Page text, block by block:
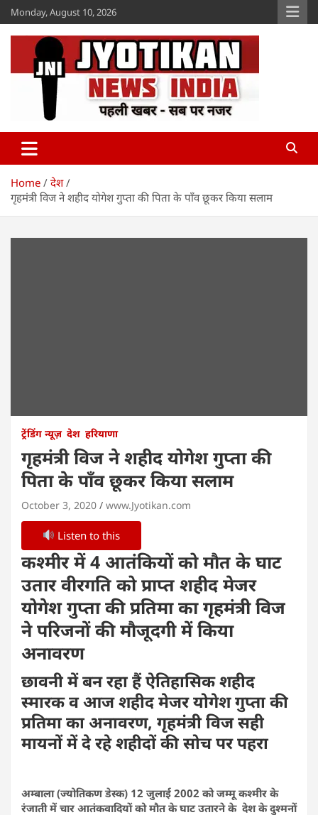
Skip
to
content
Monday, August 10, 2026
Jyotikan
Home
देश
गृहमंत्री विज ने शहीद योगेश गुप्ता की पिता के पाँव छूकर किया सलाम
ट्रेंडिंग न्यूज़ देश हरियाणा
गृहमंत्री विज ने शहीद योगेश गुप्ता की
पिता के पाँव छूकर किया सलाम
October 3, 2020 www.Jyotikan.com
Listen to this
कश्मीर में 4 आतंकियों को मौत के घाट
उतार वीरगति को प्राप्त शहीद मेजर
योगेश गुप्ता की प्रतिमा का गृहमंत्री विज
ने परिजनों की मौजूदगी में किया
अनावरण
छावनी में बन रहा हैं ऐतिहासिक शहीद
स्मारक व आज शहीद मेजर योगेश गुप्ता की
प्रतिमा का अनावरण, गृहमंत्री विज सही
मायनों में दे रहे शहीदों की सोच पर पहरा
अम्बाला (ज्योतिकण डेस्क) 12 जुलाई 2002 को जम्मू कश्मीर के
रंजाती में चार आतंकवादियों को मौत के घाट उतारने के देश के दुश्मनों